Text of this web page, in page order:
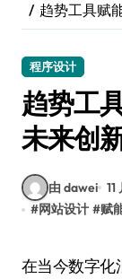
趋势工具赋
程序设计
趋势工
未来创
由 dawei
#网站设计 #赋
在当今数字化浪潮中，网站设计正经历着前所未有